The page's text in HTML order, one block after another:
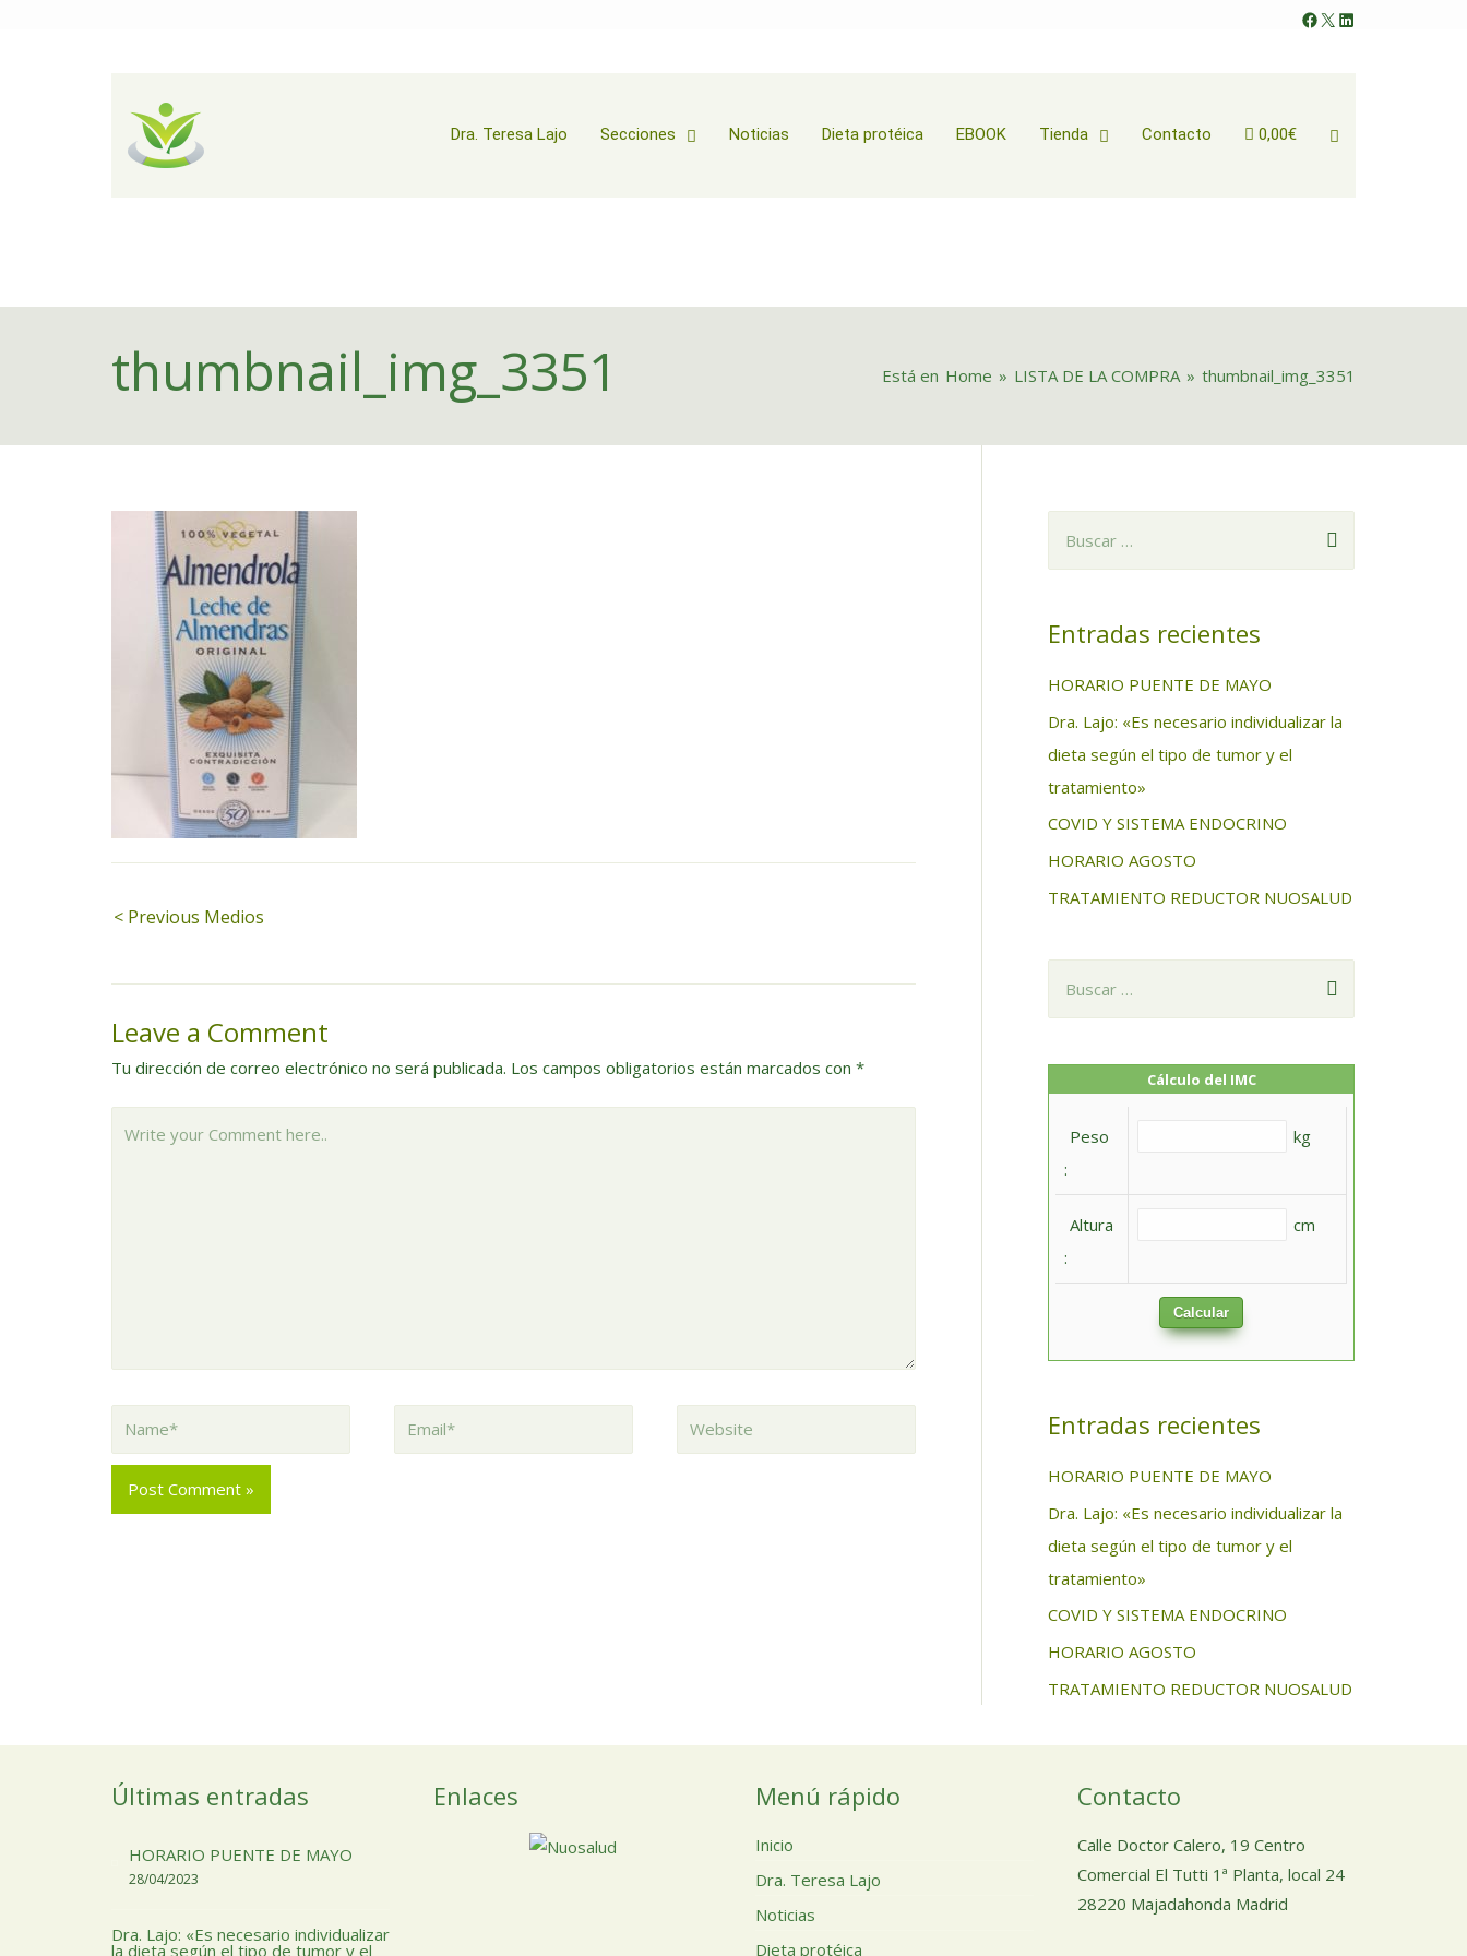
Facebook
XLinkedIn
Dra. Teresa Lajo Secciones Noticias Dieta protéica EBOOK Tienda Contacto 0,00€
thumbnail_img_3351 Está en Home » LISTA DE LA COMPRA » thumbnail_img_3351
Navegación
de
entradas
< Previous Medios
Leave a Comment
Tu dirección de correo electrónico no será publicada. Los campos obligatorios están marcados con *
Website
c
r
:
Entradas recientes
HORARIO PUENTE DE MAYO
Dra. Lajo: «Es necesario individualizar la
dieta según el tipo de tumor y el
tratamiento»
COVID Y SISTEMA ENDOCRINO
HORARIO AGOSTO
TRATAMIENTO REDUCTOR NUOSALUD
Cálculo del IMC
Peso
:
kg
Altura
:
cm
Calcular
Entradas recientes
HORARIO PUENTE DE MAYO
Dra. Lajo: «Es necesario individualizar la
dieta según el tipo de tumor y el
tratamiento»
COVID Y SISTEMA ENDOCRINO
HORARIO AGOSTO
TRATAMIENTO REDUCTOR NUOSALUD
Últimas entradas
HORARIO PUENTE DE MAYO
28/04/2023
Dra. Lajo: «Es necesario individualizar
la dieta según el tipo de tumor y el
Enlaces Menú rápido
Inicio
Dra. Teresa Lajo
Noticias
Dieta protéica
Contacto
Calle Doctor Calero, 19 Centro
Comercial El Tutti 1ª Planta, local 24
28220 Majadahonda Madrid